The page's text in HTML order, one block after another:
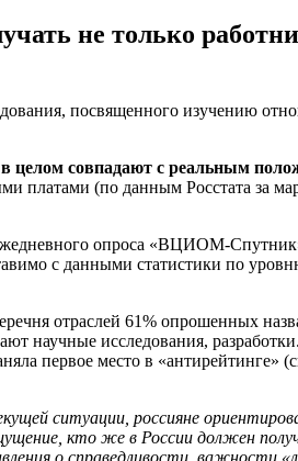
не только
посвященного изучению
целом совпадают с реальным
(по данным Росстата за
опроса «ВЦИОМ-
с данными статистики по
отраслей 61% опрошенных
научные исследования,
первое место в
ситуации, россияне
кто же в России должен
о справедливости, важности